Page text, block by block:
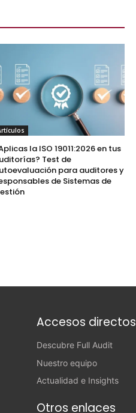
la ISO 19011:2026 en tus
Test de
para auditores y
de Sistemas de
Accesos directos
Descubre Full Audit
Nuestro equipo
Actualidad e Insights
Otros enlaces